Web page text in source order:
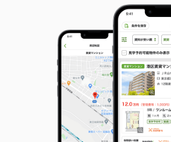
5.60万円
京都府京都市中
専有面積 25.2m²
間取り
1K
京都府京都市下京区高倉通高辻下る
価 格
4.50万円
住 所
京都府京都市下
籠屋町
専有面積 18.83m²